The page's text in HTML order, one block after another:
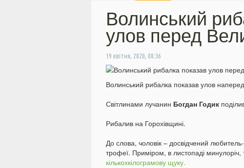
Волинський
улов перед
19 квітня, 2020, 08:36
Волинський рибалка показав улов
Світлинами лучанин Богдан Годик
Рибалив на Горохівщині.
До слова, чоловік – досвідчений
трофеї. Приміром, в листопаді минулоріч,
кількохкілограмову щуку.